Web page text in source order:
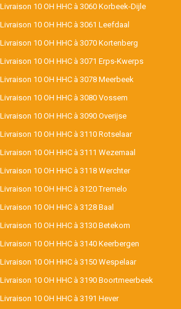
Livraison 10 OH HHC à 3060 Korbeek-Dijle
Livraison 10 OH HHC à 3061 Leefdaal
Livraison 10 OH HHC à 3070 Kortenberg
Livraison 10 OH HHC à 3071 Erps-Kwerps
Livraison 10 OH HHC à 3078 Meerbeek
Livraison 10 OH HHC à 3080 Vossem
Livraison 10 OH HHC à 3090 Overijse
Livraison 10 OH HHC à 3110 Rotselaar
Livraison 10 OH HHC à 3111 Wezemaal
Livraison 10 OH HHC à 3118 Werchter
Livraison 10 OH HHC à 3120 Tremelo
Livraison 10 OH HHC à 3128 Baal
Livraison 10 OH HHC à 3130 Betekom
Livraison 10 OH HHC à 3140 Keerbergen
Livraison 10 OH HHC à 3150 Wespelaar
Livraison 10 OH HHC à 3190 Boortmeerbeek
Livraison 10 OH HHC à 3191 Hever